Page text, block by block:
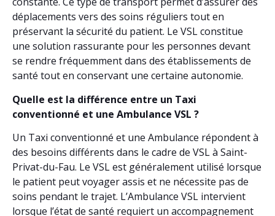
déplacements vers des soins réguliers tout en
préservant la sécurité du patient. Le VSL constitue
une solution rassurante pour les personnes devant
se rendre fréquemment dans des établissements de
santé tout en conservant une certaine autonomie.
Quelle est la différence entre un Taxi
conventionné et une Ambulance VSL ?
Un Taxi conventionné et une Ambulance répondent à
des besoins différents dans le cadre de VSL à Saint-
Privat-du-Fau. Le VSL est généralement utilisé lorsque
le patient peut voyager assis et ne nécessite pas de
soins pendant le trajet. L’Ambulance VSL intervient
lorsque l’état de santé requiert un accompagnement